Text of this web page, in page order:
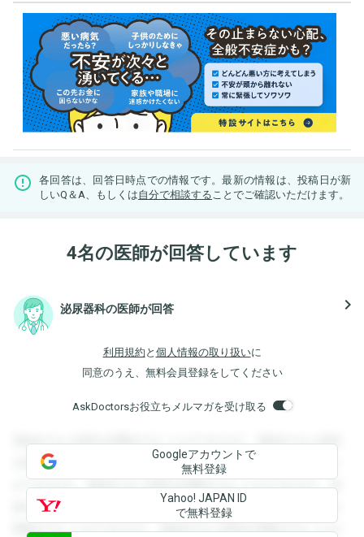
各回答は、回答日時点での情報です。最新の情報は、投稿日が新
しいQ＆A、もしくは自分で相談する ことでご確認いただけます。
4名の医師が回答しています
泌尿器科の医師が回答 navigate_next
利用規約 と 個人情報の取り扱いに
同意のうえ、無料会員登録をしてください
AskDoctorsお役立ちメルマガを受け取る
登録すると回答を閲覧することができます。登録すると回答
を閲覧することができます。登録すると回答を閲覧すること
ができます。登録すると回答を閲覧することができます。登
録すると回答を閲覧することができます。登録すると回答を
閲覧することができます。登録すると回答を閲覧することが
Googleアカウントで
無料登録
Yahoo! JAPAN ID
で無料登録